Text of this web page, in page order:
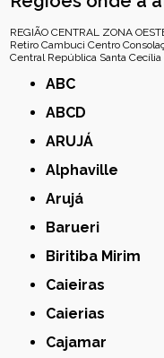
REGIÃO CENTRAL ZONA
Retiro Cambuci Centro
Central República Santa Cecília
ABC
ABCD
ARUJÁ
Alphaville
Arujá
Barueri
Biritiba Mirim
Caieiras
Caierias
Cajamar